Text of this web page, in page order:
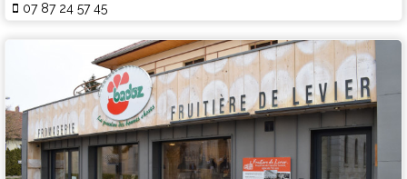
07 87 24 57 45